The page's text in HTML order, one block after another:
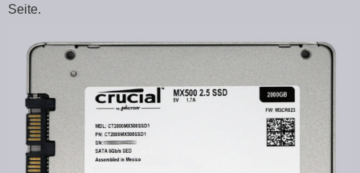
Seite.